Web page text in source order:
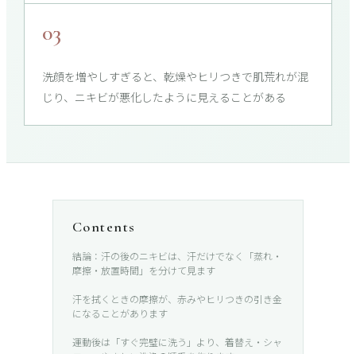
03
洗顔を増やしすぎると、乾燥やヒリつきで肌荒れが混
じり、ニキビが悪化したように見えることがある
Contents
結論：汗の後のニキビは、汗だけでなく「蒸れ・
摩擦・放置時間」を分けて見ます
汗を拭くときの摩擦が、赤みやヒリつきの引き金
になることがあります
運動後は「すぐ完璧に洗う」より、着替え・シャ